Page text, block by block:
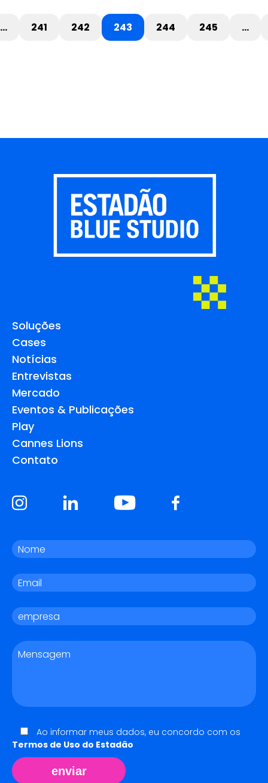
… 241 242 243 244 245 …
Soluções
Cases
Notícias
Entrevistas
Mercado
Eventos & Publicações
Play
Cannes Lions
Contato
Ao informar meus dados, eu concordo com os
Termos de Uso do Estadão